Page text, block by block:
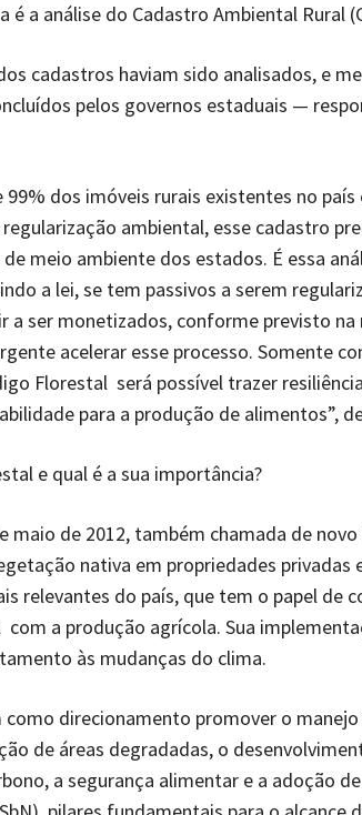
é a análise do Cadastro Ambiental Rural
cadastros haviam sido analisados, e
pelos governos estaduais —
dos imóveis rurais existentes no país
ambiental, esse cadastro
meio ambiente dos estados. É essa
a lei, se tem passivos a serem
a ser monetizados, conforme previsto na
acelerar esse processo. Somente
Florestal será possível trazer
para a produção de alimentos”,
e qual é a sua importância?
maio de 2012, também chamada de
nativa em propriedades privadas
relevantes do país, que tem o papel de
a produção agrícola. Sua
às mudanças do clima.
como direcionamento promover o
de áreas degradadas, o
a segurança alimentar e a adoção